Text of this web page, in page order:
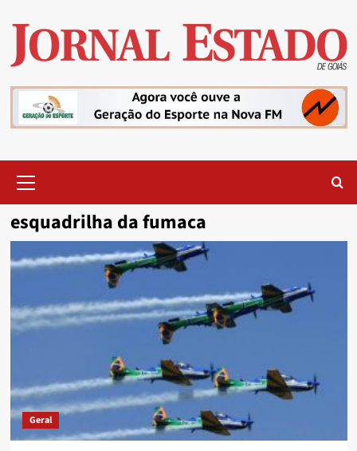
content
Menu
esquadrilha da fumaca
Geral